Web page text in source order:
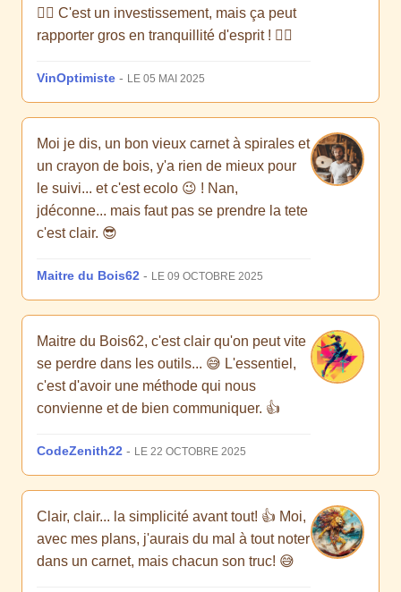
🤷‍♂️ C'est un investissement, mais ça peut
rapporter gros en tranquillité d'esprit ! 🧘‍♂️
VinOptimiste - LE 05 MAI 2025
Moi je dis, un bon vieux carnet à spirales et
un crayon de bois, y'a rien de mieux pour
le suivi... et c'est ecolo 😉 ! Nan,
jdéconne... mais faut pas se prendre la tete
c'est clair. 😎
Maitre du Bois62 - LE 09 OCTOBRE 2025
Maitre du Bois62, c'est clair qu'on peut vite
se perdre dans les outils... 😅 L'essentiel,
c'est d'avoir une méthode qui nous
convienne et de bien communiquer. 👍
CodeZenith22 - LE 22 OCTOBRE 2025
Clair, clair... la simplicité avant tout! 👍 Moi,
avec mes plans, j'aurais du mal à tout noter
dans un carnet, mais chacun son truc! 😅